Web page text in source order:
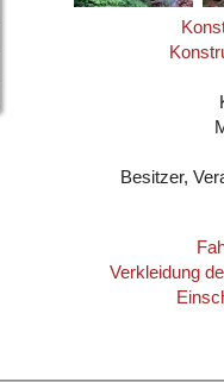
Besitzer,
Verkleidung